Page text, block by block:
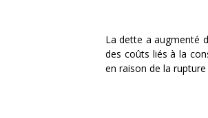
La dette a augmenté
des coûts liés à la
en raison de la